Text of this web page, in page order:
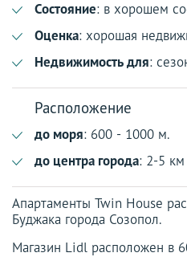
Состояние: в хорошем
Оценка: хорошая
Недвижимость для:
Расположение
до моря: 600 - 1000 м.
до центра города: 2-5 км
Апартаменты Twin House
Буджака города Созопол.
Магазин Lidl расположен в